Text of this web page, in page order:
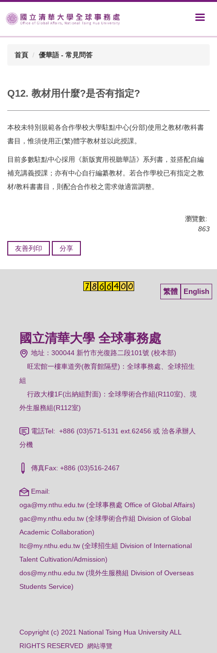
首頁 優華語 - 常見問答
Q12. 教材用什麼?是否有指定?
本校未特別規範各合作學校大學駐點中心(分部)使用之教材/教科書
書目，惟須使用正(繁)體字教材並以此授課。
目前多數駐點中心採用《新版實用視聽華語》系列書，並搭配自編
補充講義授課；亦有中心自行編纂教材。若合作學校已有指定之教
材/教科書書目，則配合合作校之需求做適當調整。
瀏覽數:
863
友善列印 分享
繁體 English
國立清華大學 全球事務處
地址：300044 新竹市光復路二段101號 (校本部)
旺宏館一樓車道旁(教育館隔壁)：全球事務處、全球招生
組
行政大樓1F(出納組對面)：全球學術合作組(R110室)、境
外生服務組(R112室)
電話Tel: +886 (03)571-5131 ext.62456 或 洽各承辦人
分機
傳真Fax: +886 (03)516-2467
Email:
oga@my.nthu.edu.tw (全球事務處 Office of Global Affairs)
gac@my.nthu.edu.tw (全球學術合作組 Division of Global
Academic Collaboration)
Itc@my.nthu.edu.tw (全球招生組 Division of International
Talent Cultivation/Admission)
dos@my.nthu.edu.tw (境外生服務組 Division of Overseas
Students Service)
Copyright (c) 2021 National Tsing Hua University ALL
RIGHTS RESERVED網站導覽